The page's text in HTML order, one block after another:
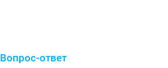
Вопрос-ответ